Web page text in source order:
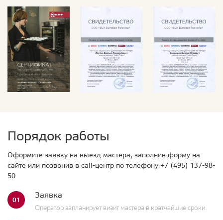
Порядок работы
Оформите заявку на выезд мастера, заполнив форму на
сайте или позвонив в call-центр по телефону +7 (495) 137-98-
50
01 Заявка
Оператор запланирует визит мастера в кратчайшие сроки.